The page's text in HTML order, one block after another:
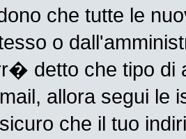
che tutte le
o
detto che tipo
allora segui le
che il tuo